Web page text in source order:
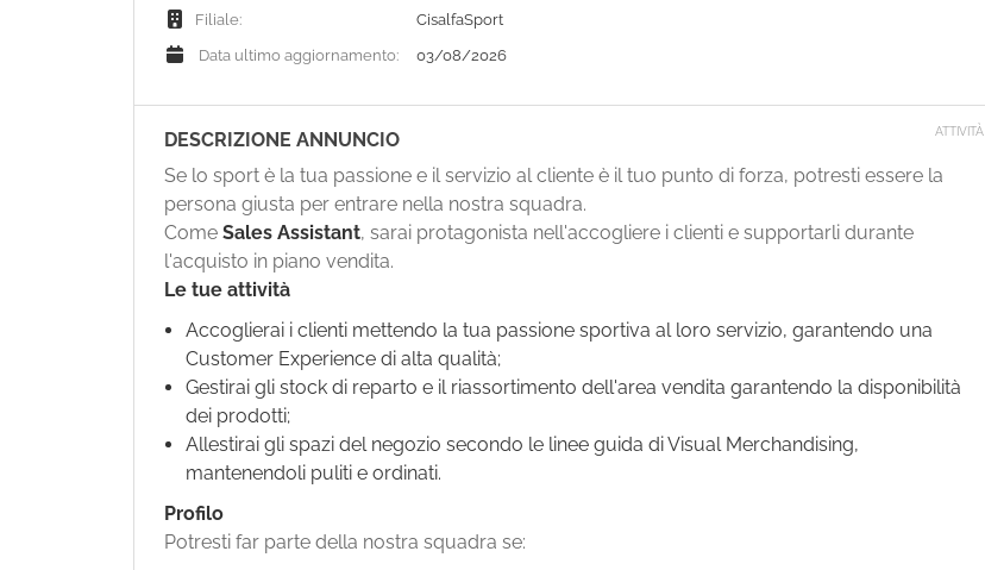
Filiale: CisalfaSport
Data ultimo aggiornamento: 03/08/2026
ATTIVITÀ
Stampa
DESCRIZIONE ANNUNCIO
Se lo sport è la tua passione e il servizio al cliente è il tuo punto di forza, potresti essere la
persona giusta per entrare nella nostra squadra.
Come Sales Assistant, sarai protagonista nell'accogliere i clienti e supportarli durante
l'acquisto in piano vendita.
Le tue attività
Accoglierai i clienti mettendo la tua passione sportiva al loro servizio, garantendo una
Customer Experience di alta qualità;
Gestirai gli stock di reparto e il riassortimento dell'area vendita garantendo la disponibilità
dei prodotti;
Allestirai gli spazi del negozio secondo le linee guida di Visual Merchandising,
mantenendoli puliti e ordinati.
Profilo
Potresti far parte della nostra squadra se: